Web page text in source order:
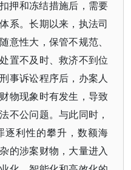
押和冻结措施后，需要
系。长期以来，执法司
意性大，保管不规范、
置不及时、救济不到位
事诉讼程序后，办案人
物现象时有发生，导致
不公问题。与此同时，
逐利性的攀升，数额海
的涉案财物，大量进入